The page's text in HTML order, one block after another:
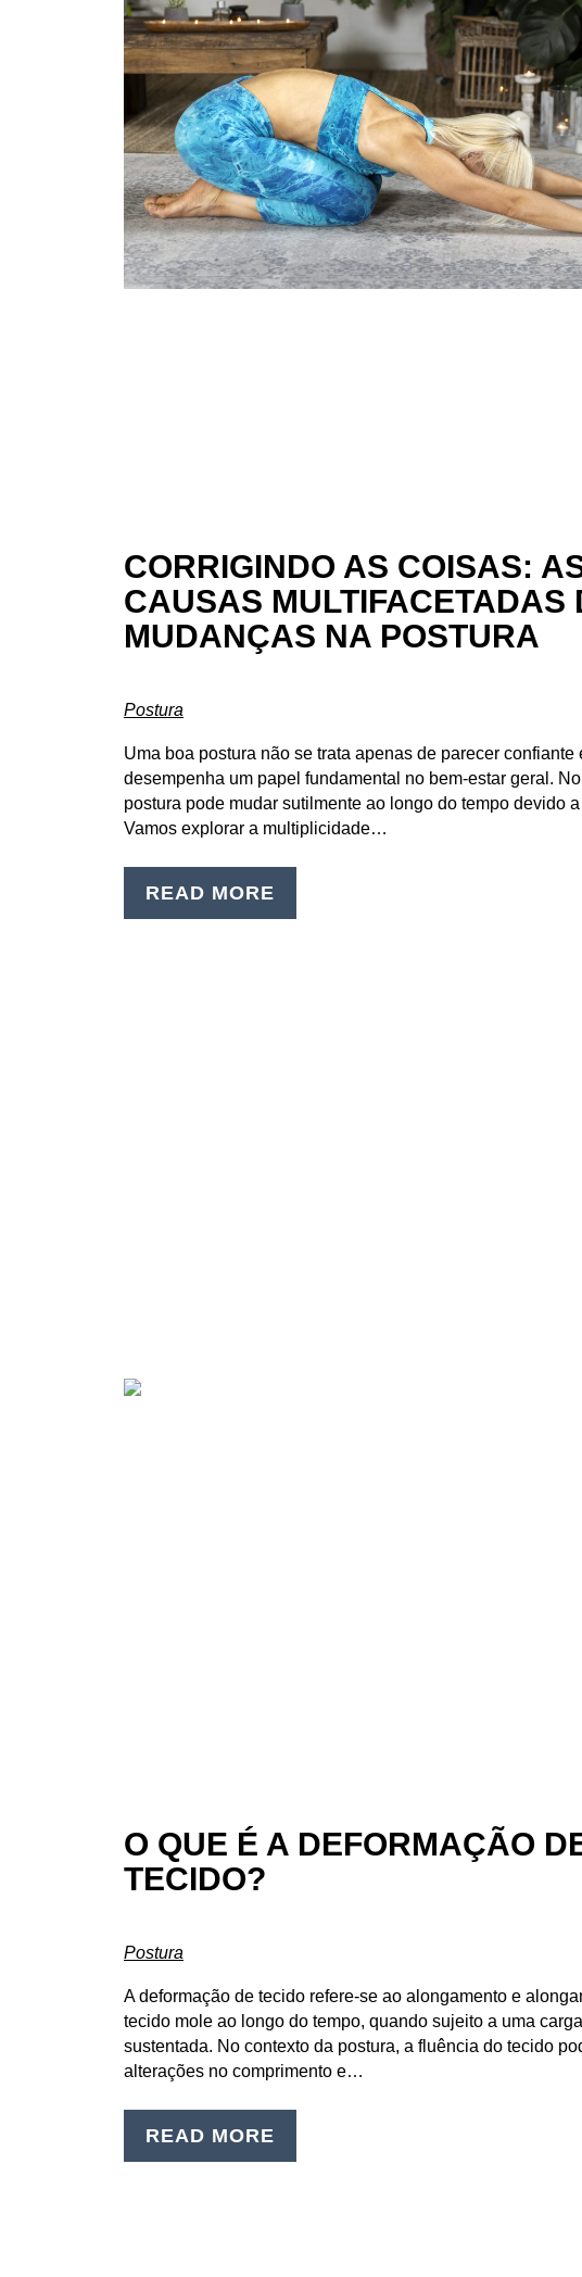
CORRIGINDO AS COISAS:
CAUSAS MULTIFACETADAS
MUDANÇAS NA POSTURA
Postura
Uma boa postura não se trata apenas de parecer confiante
desempenha um papel fundamental no bem-estar geral.
postura pode mudar sutilmente ao longo do tempo devido
Vamos explorar a multiplicidade…
READ MORE
O QUE É A DEFORMAÇÃO
TECIDO?
Postura
A deformação de tecido refere-se ao alongamento e
tecido mole ao longo do tempo, quando sujeito a uma
sustentada. No contexto da postura, a fluência do tecido
alterações no comprimento e…
READ MORE